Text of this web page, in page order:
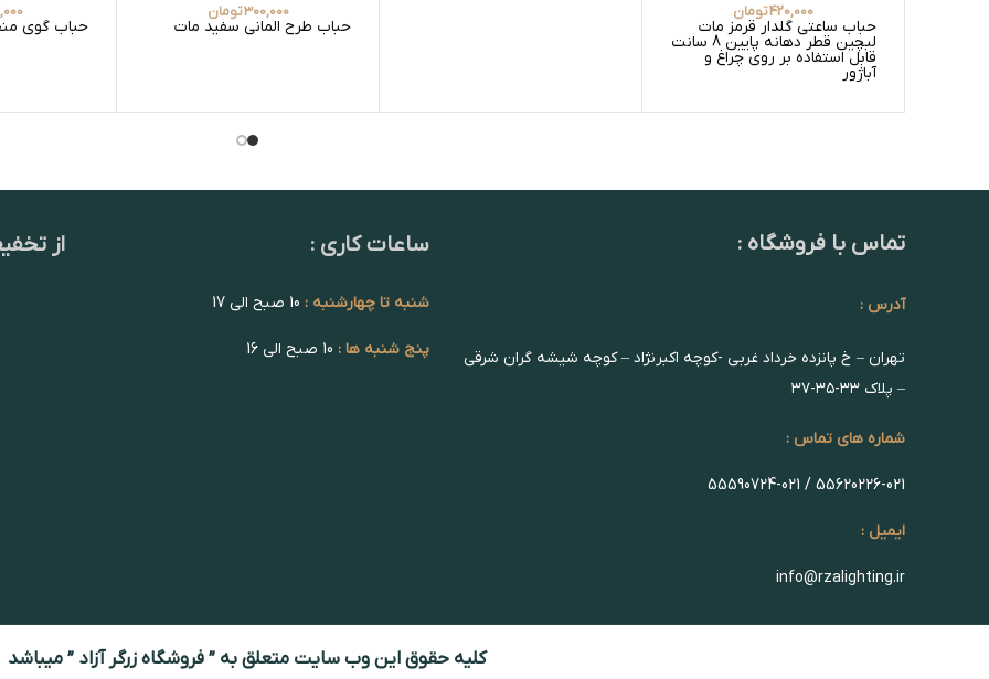
420,000تومان
حباب ساعتی گلدار قرمز مات
لبچین قطر دهانه پایین 8 سانت
قابل استفاده بر روی چراغ و
آباژور
300,000تومان
حباب طرح المانی سفید مات حباب گوی
تماس با فروشگاه :
آدرس :
تهران – خ پانزده خرداد غربی -کوچه اکبرنژاد – کوچه شیشه گران شرقی
– پلاک ۳۳-۳۵-۳۷
شماره های تماس :
55620226-021 / 55590724-021
ایمیل :
info@rzalighting.ir
ساعات کاری :
شنبه تا چهارشنبه :
پنج شنبه ها :
از
کلیه حقوق این وب سایت متعلق به ” فروشگاه زرگر آزاد ” میباشد